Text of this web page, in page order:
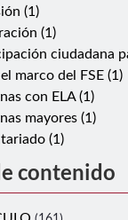
(1)
(1)
ciudadana
marco del FSE (1)
con ELA (1)
mayores (1)
(1)
contenido